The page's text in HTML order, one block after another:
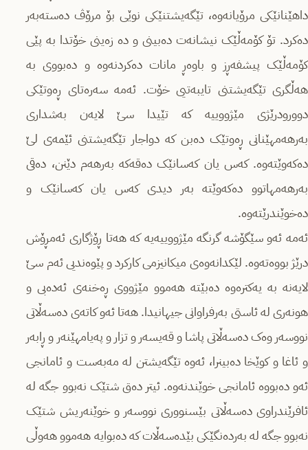
داهێنانێکی مرۆیانەوە، تێگەیشتنێکی نوێی بۆ مرۆڤ دەستەبەر
دەکرد. تۆ کۆمەڵێک نیشانەت دەبینی و دە زەینی خۆتدا بە پێی
کۆمەڵێک پیشفەڕز و باوەڕ مانات دەکردنەوە و دەبووی بە
هەڵگری تێگەیشتنی تایبەتیی خۆت. ئەمە سەرەتای ڕەوتێکی
دوورودرێژی مێژووییە کە تێیدا سێ لایەن بەشداری
بەرهەمهێنانی ڕەوتێک دەبن کە دواجار تێگەیشتنی ئێمەی لێ
دەکەوێتەوە. کەس یان کەسانێک دەقەکە بەرهەم دێنن، دەقی
بەرهەمهاتوو دەکەوێتە بەر دیدی کەس یان کەسانێک و
دەخوێندرێتەوە.
ئەمە ئەو سێگۆشە گرنگە مێژووییەیە کە هەتا ڕۆژگاری ئەمڕۆش
درێژ بووەتەوە. لێکدانەوەی میکانیزمی کارکرد و پێوەندیی ئەم سێ
لایەنە بە یەکترەوە دەبێتە هەموو مێژووی ڕەخنەی ئەدەبی و
هونەری لە ئاستی بەرفراوانی جیهانیدا. هەتا ئەو کاتەی دەسەڵاتی
نووسەر وەک دەسەڵاتی پاشا و قەیسەر و تزار و پەیامهێنەر و ڕابەر
و ئاغا و کوێخا دەبینرا، ئەوە تێگەیشتن لە مەبەست و ئامانجی
ئەو دەبووە ئامانجی خوێندنەوە. ئیتر دەق شتێک نەبوو جگە لە
ئافرێندراوی دەسەڵاتی بێسنووری نووسەر و خوێنەریش شتێک
نەبوو جگە لە بەردەنگێکی بێدەسەڵات کە دەبوایە هەموو هەوڵی